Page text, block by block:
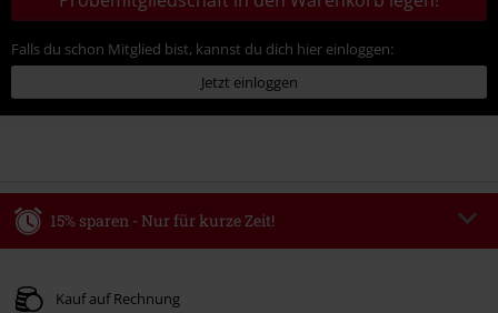
Falls du schon Mitglied bist, kannst du dich hier einloggen:
Jetzt einloggen
15% sparen - Nur für kurze Zeit!
Gültig bis zum 09.08.2026
Kauf auf Rechnung